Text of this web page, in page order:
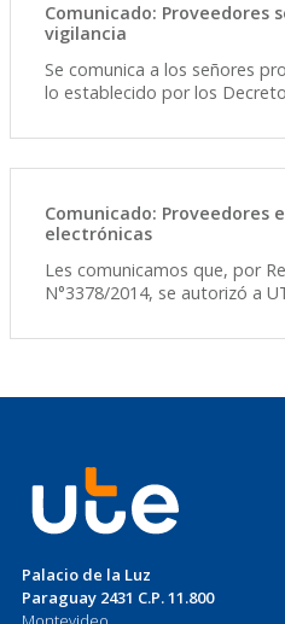
Comunicado: Proveedores
vigilancia
Se comunica a los señores
lo establecido por los
Comunicado: Proveedores
electrónicas
Les comunicamos que, por
N°3378/2014, se autorizó a
Palacio de la Luz
Paraguay 2431 C.P. 11.800